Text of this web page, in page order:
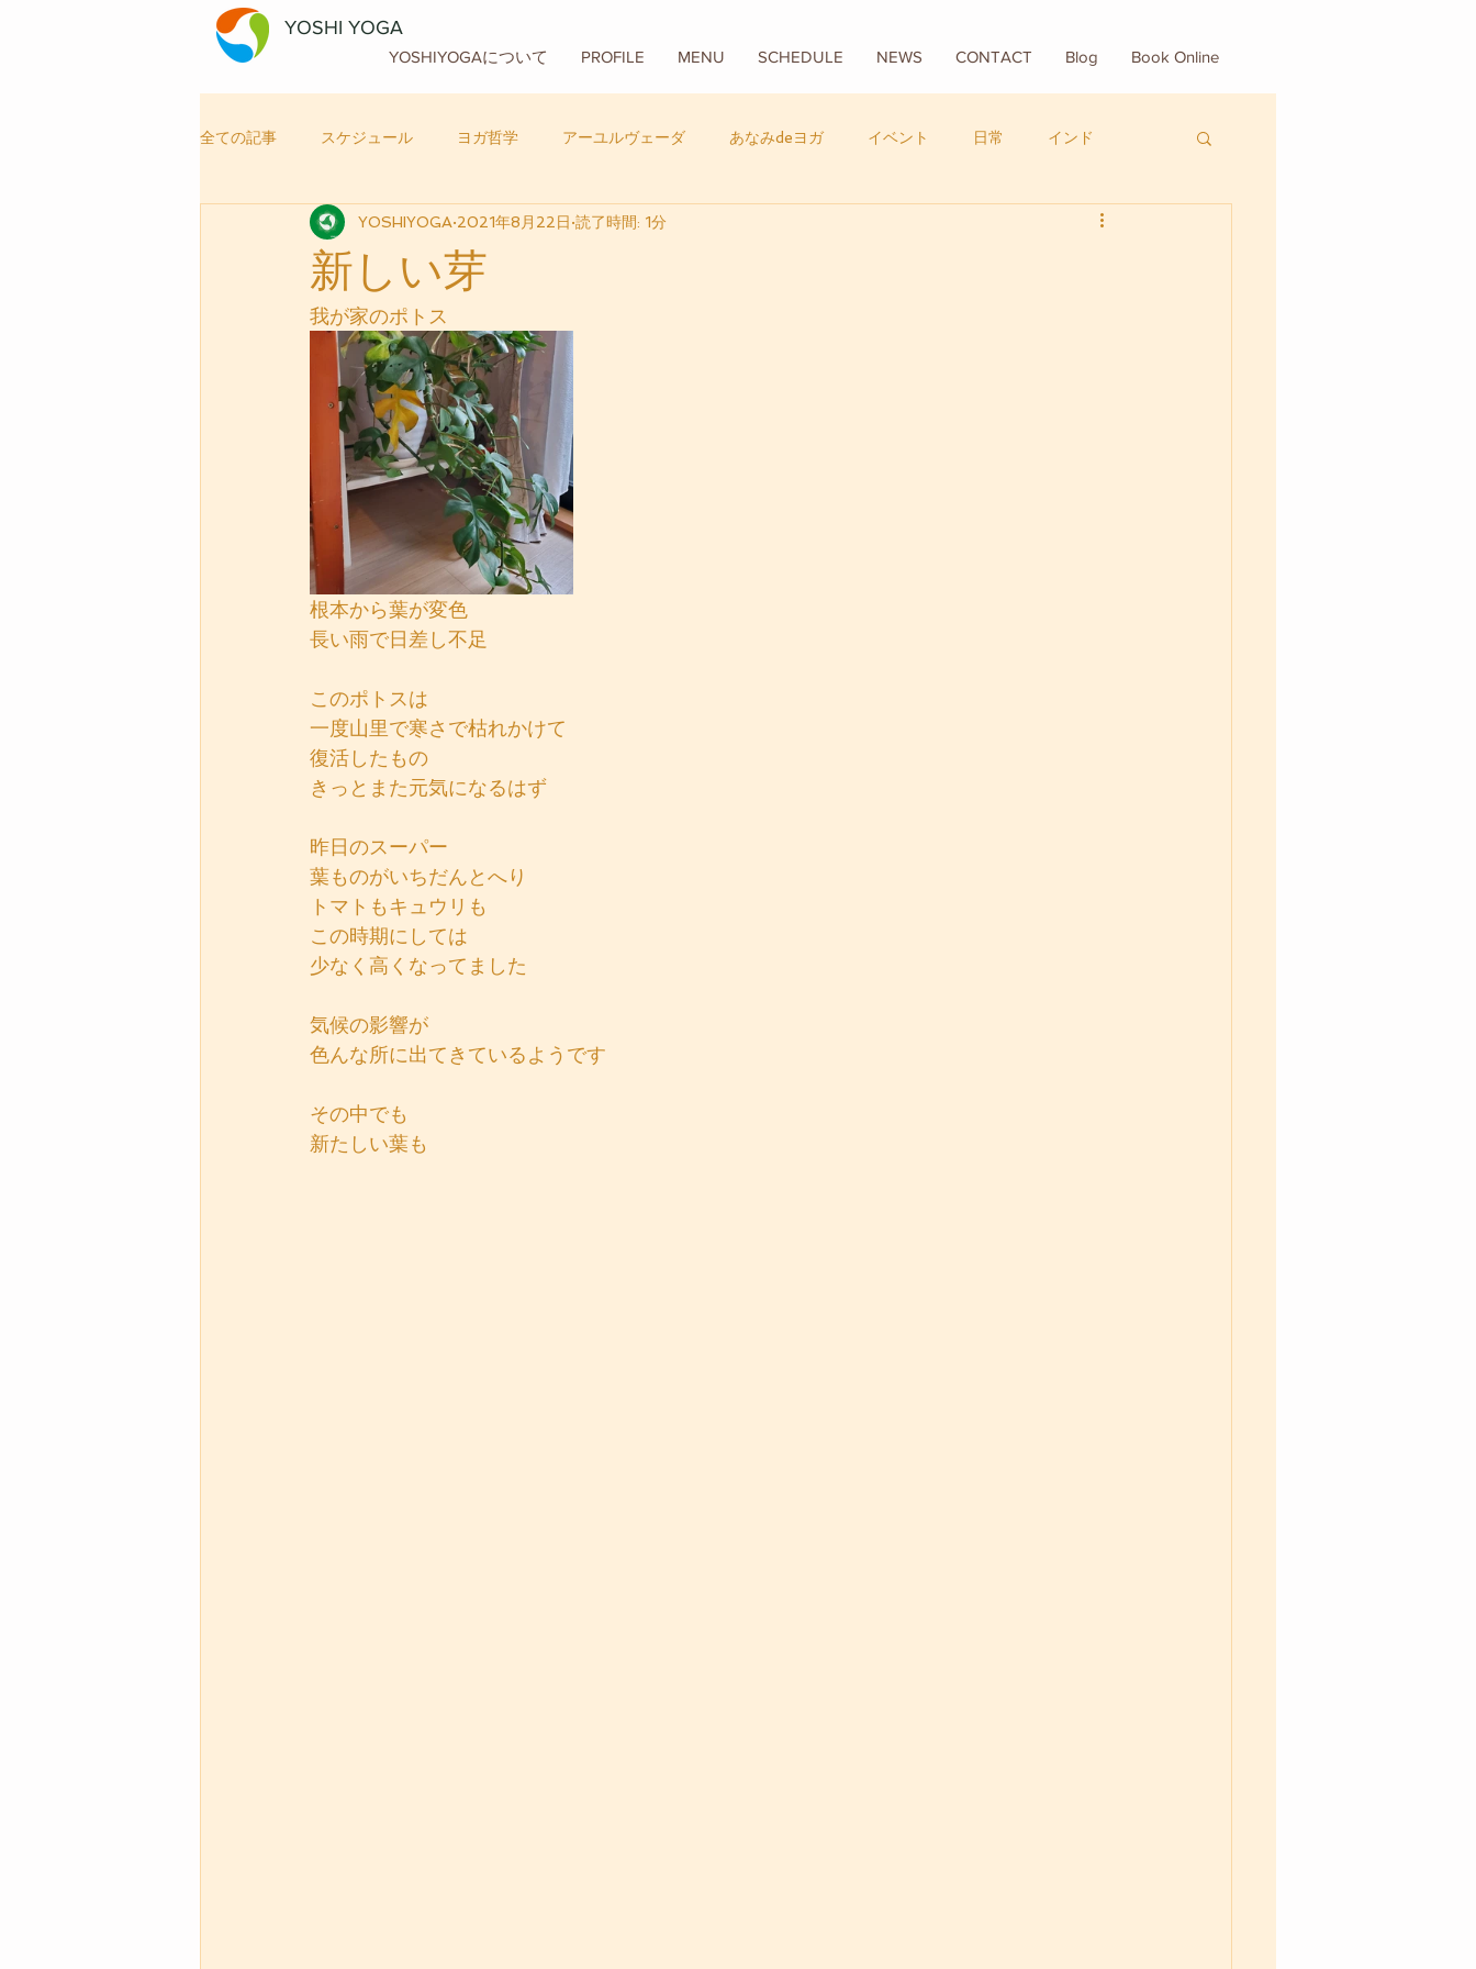
YOSHI YOGA
YOSHIYOGAについて PROFILE MENU SCHEDULE NEWS CONTACT Blog Book Online
全ての記事 スケジュール ヨガ哲学 アーユルヴェーダ あなみdeヨガ イベント 日常 インド
自律神経メンテナンス ヨガ フード バリ
新しい芽
YOSHIYOGA 2021年8月22日 読了時間: 1分
我が家のポトス
根本から葉が変色
長い雨で日差し不足
このポトスは
一度山里で寒さで枯れかけて
復活したもの
きっとまた元気になるはず
昨日のスーパー
葉ものがいちだんとへり
トマトもキュウリも
この時期にしては
少なく高くなってました
気候の影響が
色んな所に出てきているようです
その中でも
新たしい葉も